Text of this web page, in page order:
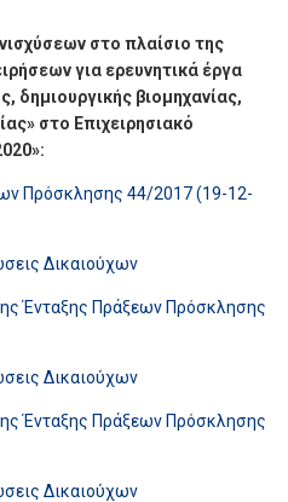
στο πλαίσιο της
για ερευνητικά έργα
δημιουργικής βιομηχανίας,
στο Επιχειρησιακό
Πρόσκλησης 44/2017 (19-12-
Δικαιούχων
Ένταξης Πράξεων Πρόσκλησης
Δικαιούχων
Ένταξης Πράξεων Πρόσκλησης
Δικαιούχων